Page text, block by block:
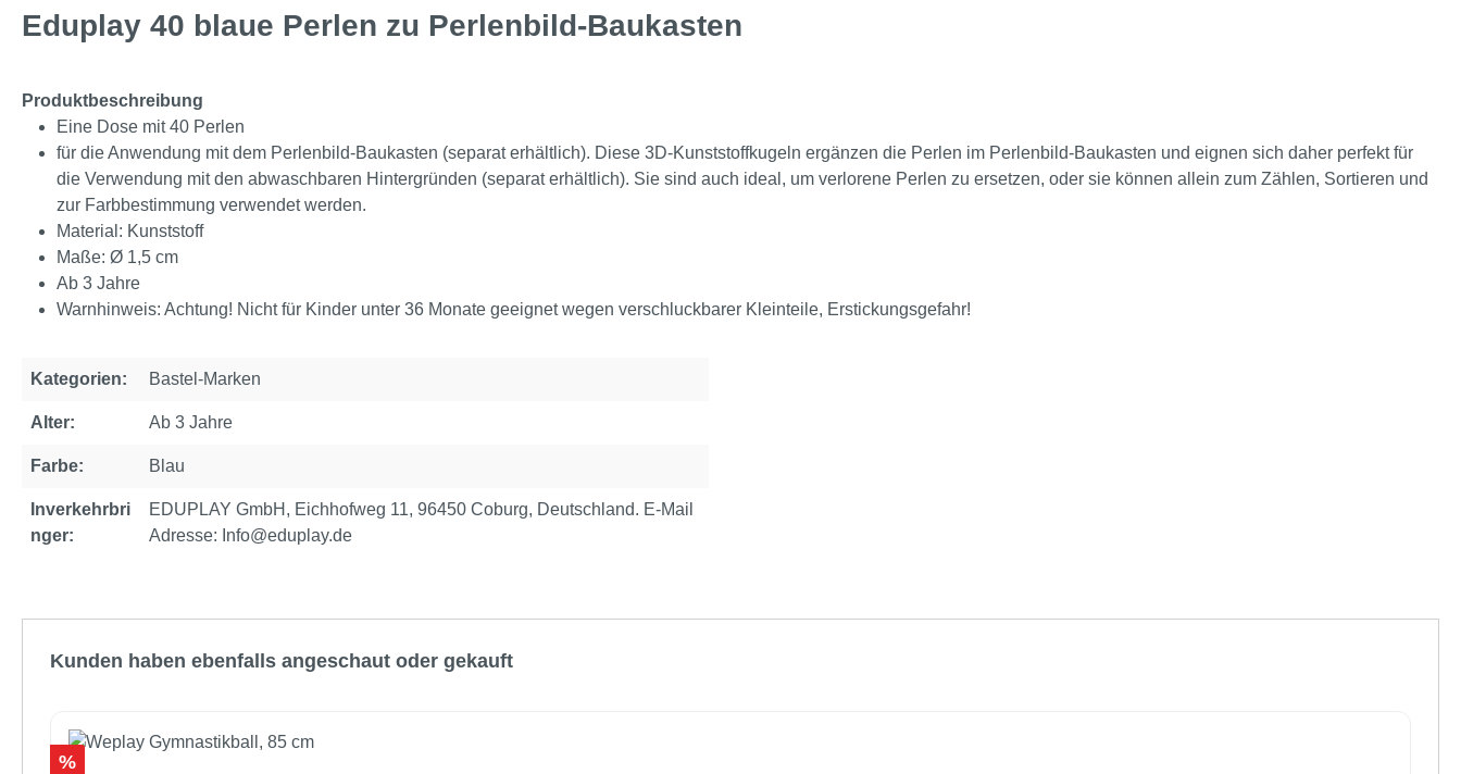
Eduplay 40 blaue Perlen zu Perlenbild-Baukasten
Produktbeschreibung
Eine Dose mit 40 Perlen
für die Anwendung mit dem Perlenbild-Baukasten (separat erhältlich). Diese 3D-Kunststoffkugeln ergänzen die Perlen im Perlenbild-Baukasten und eignen sich daher perfekt für
die Verwendung mit den abwaschbaren Hintergründen (separat erhältlich). Sie sind auch ideal, um verlorene Perlen zu ersetzen, oder sie können allein zum Zählen, Sortieren und
zur Farbbestimmung verwendet werden.
Material: Kunststoff
Maße: Ø 1,5 cm
Ab 3 Jahre
Warnhinweis: Achtung! Nicht für Kinder unter 36 Monate geeignet wegen verschluckbarer Kleinteile, Erstickungsgefahr!
Kategorien: Bastel-Marken
Alter: Ab 3 Jahre
Farbe: Blau
Inverkehrbri
nger:
EDUPLAY GmbH, Eichhofweg 11, 96450 Coburg, Deutschland. E-Mail
Adresse: Info@eduplay.de
Kunden haben ebenfalls angeschaut oder gekauft
Rabatt
%